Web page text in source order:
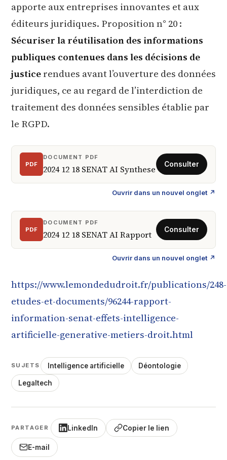
apporte aux entreprises innovantes et aux
éditeurs juridiques. Proposition n° 20 :
Sécuriser la réutilisation des informations
publiques contenues dans les décisions de
justice rendues avant l’ouverture des données
juridiques, ce au regard de l’interdiction de
traitement des données sensibles établie par
le RGPD.
PDF
DOCUMENT PDF
2024 12 18 SENAT AI Synthese
Ouvrir dans un nouvel onglet ↗
PDF
DOCUMENT PDF
2024 12 18 SENAT AI Rapport
Ouvrir dans un nouvel onglet ↗
https://www.lemondedudroit.fr/publications/248-
etudes-et-documents/96244-rapport-
information-senat-effets-intelligence-
artificielle-generative-metiers-droit.html
SUJETS Intelligence artificielle Déontologie
Legaltech
PARTAGER LinkedIn Copier le lien
E-mail